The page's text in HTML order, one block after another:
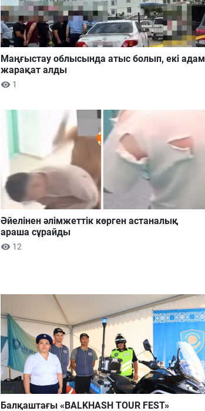
Маңғыстау облысында атыс болып, екі адам
жарақат алды
1
Әйелінен әлімжеттік көрген астаналық
араша сұрайды
12
Балқаштағы «BALKHASH TOUR FEST»